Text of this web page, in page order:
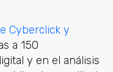
Cyberclick y
a 150
y en el análisis